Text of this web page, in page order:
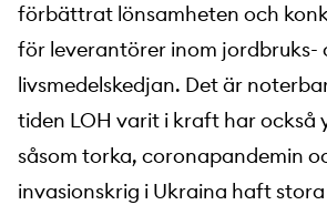
förbättrat lönsamheten och
för leverantörer inom jordbruks-
livsmedelskedjan. Det är
tiden LOH varit i kraft har
såsom torka, coronapandemin
invasionskrig i Ukraina haft